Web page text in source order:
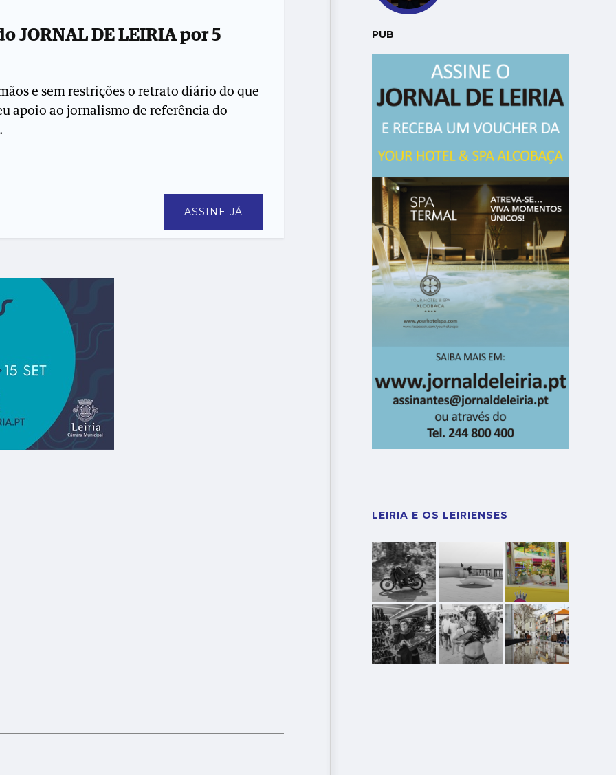
JORNAL DE LEIRIA por 5
e sem restrições o retrato diário do que
apoio ao jornalismo de referência do
ASSINE JÁ
PUB
LEIRIA E OS LEIRIENSES